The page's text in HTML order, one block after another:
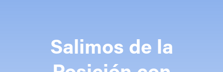
Salimos de la